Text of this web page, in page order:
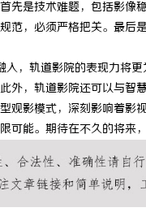
先是技术难题，包括影
范，必须严格把关。最
，轨道影院的表现力将
外，轨道影院还可以与智
观影模式，深刻影响着
可能。期待在不久的将
临沂成人高考哪家机构